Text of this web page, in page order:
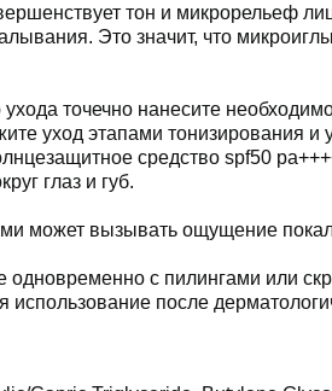
тон и микрорельеф
Это значит, что
точечно нанесите
уход этапами тонизирования
средство spf50
глаз и губ.
может вызывать ощущение
одновременно с пилингами или
использование после